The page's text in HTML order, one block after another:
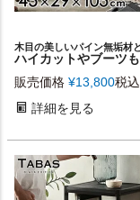
販売価格 ¥13,800税込
詳細を見る